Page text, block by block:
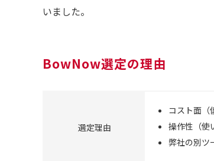
いました。
BowNow選定の理由
選定理由
コスト面（
操作性（使
弊社の別ツ